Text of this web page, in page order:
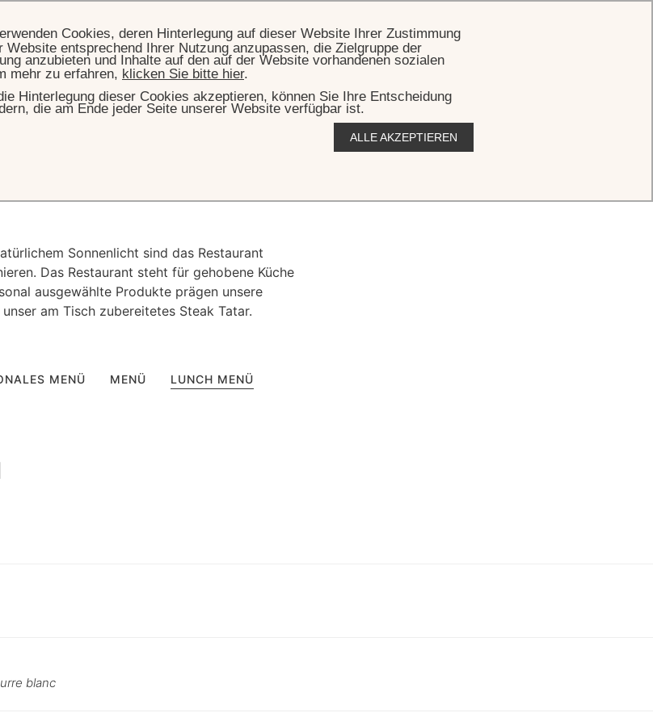
Sonnenlicht sind das Restaurant
Das Restaurant steht für gehobene Küche
ausgewählte Produkte prägen unsere
am Tisch zubereitetes Steak Tatar.
MENÜ MENÜ LUNCH MENÜ
blanc
Cookies, deren Hinterlegung auf dieser Website Ihrer Zustimmung
entsprechend Ihrer Nutzung anzupassen, die Zielgruppe der
anzubieten und Inhalte auf den auf der Website vorhandenen sozialen
mehr zu erfahren, klicken Sie bitte hier.
Hinterlegung dieser Cookies akzeptieren, können Sie Ihre Entscheidung
die am Ende jeder Seite unserer Website verfügbar ist.
ALLE AKZEPTIEREN